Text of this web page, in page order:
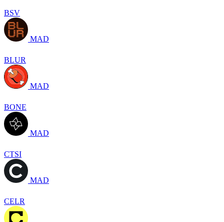
BSV
MAD
BLUR
MAD
BONE
MAD
CTSI
MAD
CELR